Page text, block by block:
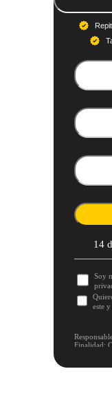
14
Soy
este
Finalidad:
Duración: